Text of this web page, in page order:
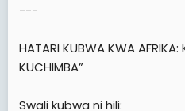
---
HATARI KUBWA KWA AFRIKA:
KUCHIMBA”
Swali kubwa ni hili: